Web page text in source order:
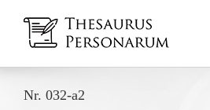
Inhalt
springen
Nr. 032-a2